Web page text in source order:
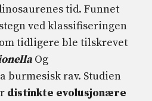
tid. Funnet
ved klassifiseringen
tidligere ble tilskrevet
Og
burmesisk rav. Studien
distinkte evolusjonære